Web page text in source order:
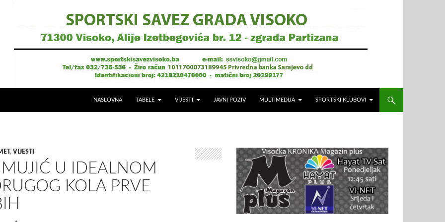
NASLOVNA TABELE VIJESTI JAVNI POZIV MULTIMEDIJA SPORTSKI KLUBOVI
, VIJESTI
U IDEALNOM
KOLA PRVE